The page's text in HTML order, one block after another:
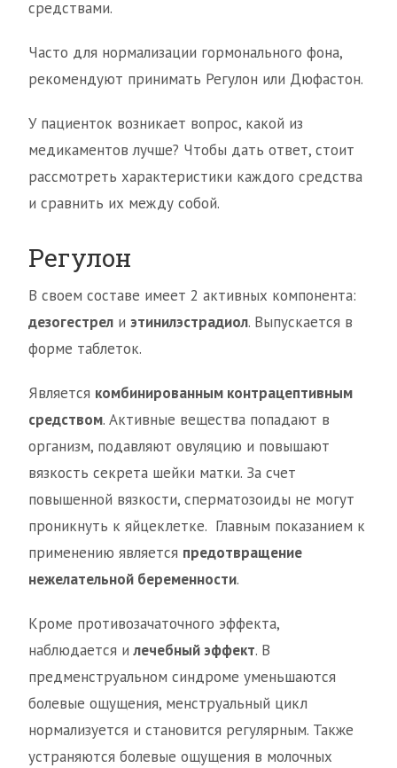
средствами.
Часто для нормализации гормонального фона,
рекомендуют принимать Регулон или Дюфастон.
У пациенток возникает вопрос, какой из
медикаментов лучше? Чтобы дать ответ, стоит
рассмотреть характеристики каждого средства
и сравнить их между собой.
Регулон
В своем составе имеет 2 активных компонента:
дезогестрел и этинилэстрадиол. Выпускается в
форме таблеток.
Является комбинированным контрацептивным
средством. Активные вещества попадают в
организм, подавляют овуляцию и повышают
вязкость секрета шейки матки. За счет
повышенной вязкости, сперматозоиды не могут
проникнуть к яйцеклетке. Главным показанием к
применению является предотвращение
нежелательной беременности.
Кроме противозачаточного эффекта,
наблюдается илечебный эффект. В
предменструальном синдроме уменьшаются
болевые ощущения, менструальный цикл
нормализуется и становится регулярным. Также
устраняются болевые ощущения в молочных